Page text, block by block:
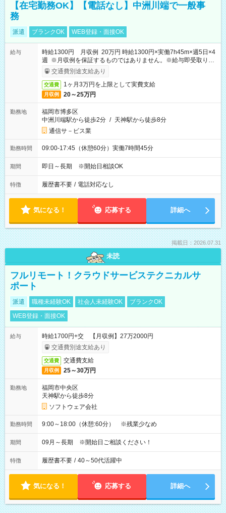
【在宅勤務OK】【電話なし】中洲川端で一般事
務
派遣 ブランクOK WEB登録・面接OK
給与
時給1300円 月収例 20万円 時給1300円×実働7h45m×週5日×4
週 ※月収例を保証するものではありません。※給与即受取りサ
ービス利用可（利用条件有）
交通費別途支給あり
交通費 1ヶ月3万円を上限として実費支給
月収例 20～25万円
勤務地
福岡市博多区
中洲川端駅から徒歩2分 / 天神駅から徒歩8分
通信サ－ビス業
勤務時間 09:00-17:45（休憩60分）実働7時間45分
期間 即日～長期 ※開始日相談OK
特徴 履歴書不要 / 電話対応なし
気になる！ 応募する 詳細へ
掲載日：2026.07.31
未読
フルリモート！クラウドサービステクニカルサ
ポート
派遣 職種未経験OK 社会人未経験OK
ブランクOK
WEB登録・面接OK
給与
時給1700円+交 【月収例】27万2000円
交通費別途支給あり
交通費 交通費支給
月収例 25～30万円
勤務地
福岡市中央区
天神駅から徒歩8分
ソフトウェア会社
勤務時間 9:00～18:00（休憩:60分） ※残業少なめ
期間 09月～長期 ※開始日ご相談ください！
特徴 履歴書不要 / 40～50代活躍中
気になる！ 応募する 詳細へ